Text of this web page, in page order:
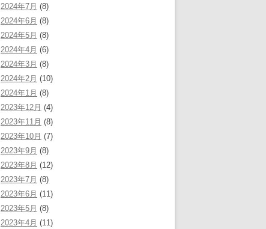
2024年7月 (8)
2024年6月 (8)
2024年5月 (8)
2024年4月 (6)
2024年3月 (8)
2024年2月 (10)
2024年1月 (8)
2023年12月 (4)
2023年11月 (8)
2023年10月 (7)
2023年9月 (8)
2023年8月 (12)
2023年7月 (8)
2023年6月 (11)
2023年5月 (8)
2023年4月 (11)